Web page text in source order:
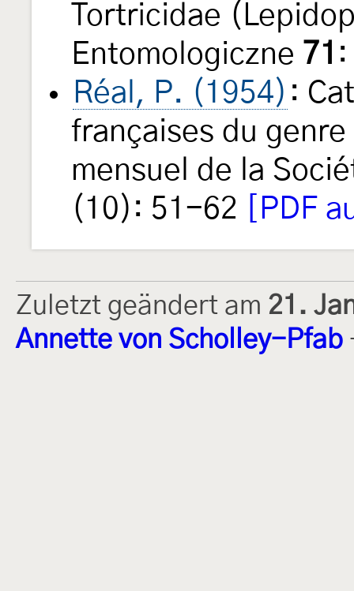
Tortricidae
Entomologiczne 71
Réal, P. (1954) :
françaises du genre
mensuel de la
(10): 51-62
[PDF
Zuletzt geändert am 21.
Annette von Scholley-Pfab